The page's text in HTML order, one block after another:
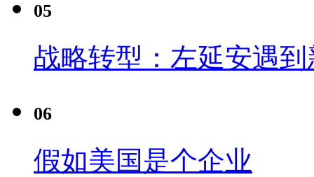
05
战略转型：左延安遇
06
假如美国是个企业